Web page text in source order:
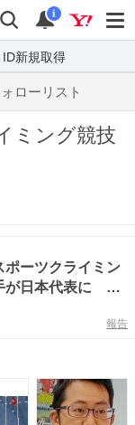
検索
通知
i
ID新規取得
ローリスト
ミング競技
ポーツクライミン
が日本代表に 五
報告